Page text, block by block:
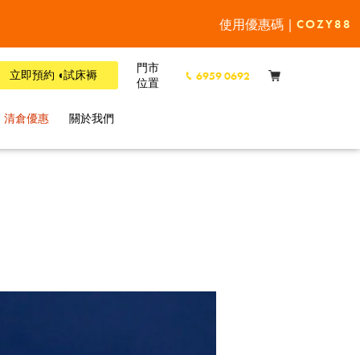
使用優惠碼 | COZY88
立即預約 ◖試床褥
門市
位置
6959 0692
清倉優惠 關於我們